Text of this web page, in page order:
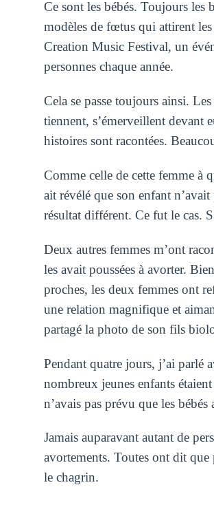
Ce sont les bébés. Toujours les
modèles de fœtus qui attirent
Creation Music Festival, un
personnes chaque année.
Cela se passe toujours ainsi.
tiennent, s’émerveillent devant
histoires sont racontées.
Comme celle de cette femme à
ait révélé que son enfant
résultat différent. Ce fut le cas.
Deux autres femmes m’ont
les avait poussées à avorter.
proches, les deux femmes ont
une relation magnifique et
partagé la photo de son fils
Pendant quatre jours, j’ai parlé
nombreux jeunes enfants
n’avais pas prévu que les
Jamais auparavant autant de
avortements. Toutes ont dit que
le chagrin.